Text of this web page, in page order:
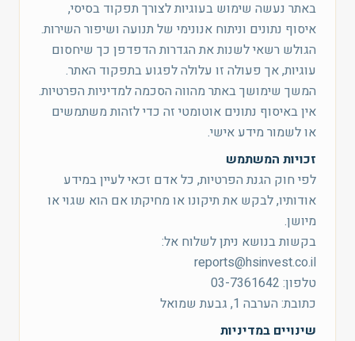
באתר נעשה שימוש בעוגיות לצורך תפקוד בסיסי,
איסוף נתונים וניתוח אנונימי של תנועה ושיפור השירות.
הגולש רשאי לשנות את הגדרות הדפדפן כך שיחסום
עוגיות, אך פעולה זו עלולה לפגוע בתפקוד האתר.
המשך שימושך באתר מהווה הסכמה למדיניות הפרטיות.
אין באיסוף נתונים אוטומטי זה כדי לזהות משתמשים
או לשמור מידע אישי.
זכויות המשתמש
לפי חוק הגנת הפרטיות, כל אדם זכאי לעיין במידע
אודותיו, לבקש את תיקונו או מחיקתו אם הוא שגוי או
מיושן.
בקשות בנושא ניתן לשלוח אל:
reports@hsinvest.co.il
טלפון: 03-7361642
כתובת: הערבה 1, גבעת שמואל
שינויים במדיניות